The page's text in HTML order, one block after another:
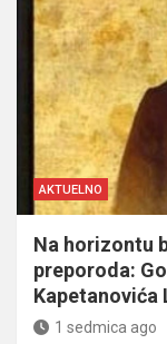
AKTUELNO
Na horizontu
preporoda:
Kapetanovića
1 sedmica ago